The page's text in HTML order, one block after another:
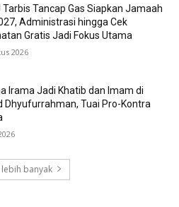
Tarbis Tancap Gas Siapkan Jamaah
Administrasi hingga Cek
Gratis Jadi Fokus Utama
2026
Irama Jadi Khatib dan Imam di
Dhyufurrahman, Tuai Pro-Kontra
lebih banyak